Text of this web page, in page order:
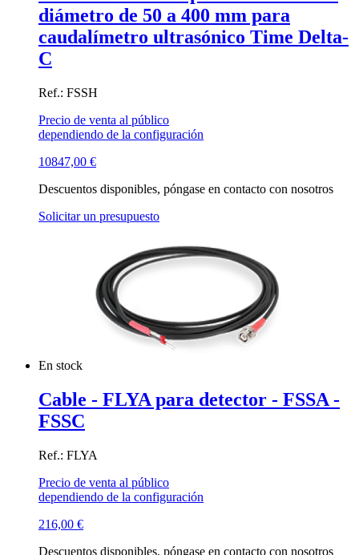
diámetro de 50 a 400 mm para
caudalímetro ultrasónico Time Delta-
C
Ref.: FSSH
Precio de venta al público
dependiendo de la configuración
10847,00 €
Descuentos disponibles, póngase en contacto con nosotros
Solicitar un presupuesto
En stock
Cable - FLYA para detector - FSSA -
FSSC
Ref.: FLYA
Precio de venta al público
dependiendo de la configuración
216,00 €
Descuentos disponibles, póngase en contacto con nosotros